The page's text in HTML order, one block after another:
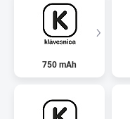
750 mAh